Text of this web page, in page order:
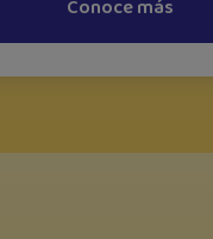
Conoce más